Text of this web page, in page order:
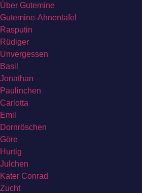
Über Gutemine
Gutemine-Ahnentafel
Rasputin
Rüdiger
Unvergessen
Basil
Jonathan
Paulinchen
Carlotta
Emil
Dornröschen
Göre
Hurtig
Julchen
Kater Conrad
Zucht